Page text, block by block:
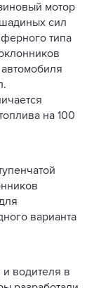
мотор
сил
типа
на 100
варианта
и водителя в